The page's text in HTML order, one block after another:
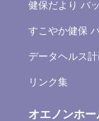
健保だより バ
すこやか健保
データヘルス
リンク集
オエノンホ